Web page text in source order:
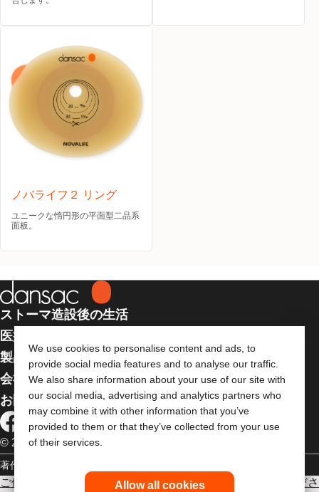
We use cookies to personalise content and ads, to
provide social media features and to analyse our traffic.
We also share information about your use of our site with
our social media, advertising and analytics partners who
may combine it with other information that you’ve
provided to them or that they’ve collected from your use
of their services.
Allow all cookies
ノバライフ２ リング
ユニークな惰円形の平面型二品系
面板。
ストーマ造設後の生活
医療従事者向け情報
製品
会社案内
お問い合わせ
© 2026 Dansac A/S. 全著作権所有
著作権
ご使用に際しては使用説明書をよく読み、正しくお使いくださ